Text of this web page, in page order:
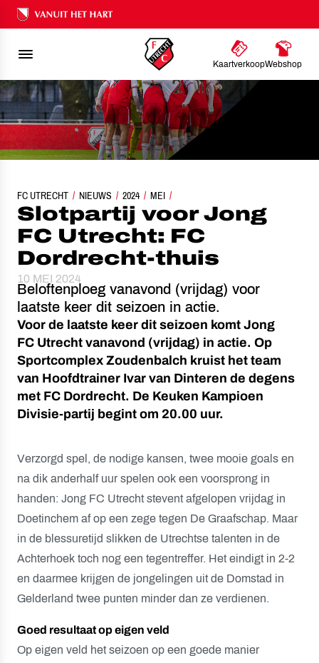
Ons nalatenschap
KaartverkoopWebshop
FC UTRECHT NIEUWS 2024 MEI
SLOTPARTIJ VOOR JONG FC UTRECHT: FC DORDRECHT-THUIS
Slotpartij voor Jong
FC Utrecht: FC
Dordrecht-thuis
10 MEI 2024
Beloftenploeg vanavond (vrijdag) voor
laatste keer dit seizoen in actie.
Voor de laatste keer dit seizoen komt Jong
FC Utrecht vanavond (vrijdag) in actie. Op
Sportcomplex Zoudenbalch kruist het team
van Hoofdtrainer Ivar van Dinteren de degens
met FC Dordrecht. De Keuken Kampioen
Divisie-partij begint om 20.00 uur.
Verzorgd spel, de nodige kansen, twee mooie goals en
na dik anderhalf uur spelen ook een voorsprong in
handen: Jong FC Utrecht stevent afgelopen vrijdag in
Doetinchem af op een zege tegen De Graafschap. Maar
in de blessuretijd slikken de Utrechtse talenten in de
Achterhoek toch nog een tegentreffer. Het eindigt in 2-2
en daarmee krijgen de jongelingen uit de Domstad in
Gelderland twee punten minder dan ze verdienen.
Goed resultaat op eigen veld
Op eigen veld het seizoen op een goede manier